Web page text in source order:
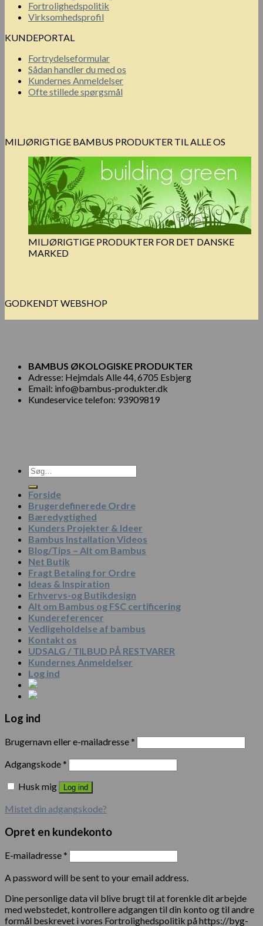
Fortrolighedspolitik
Virksomhedsprofil
KUNDEPORTAL
Fortrydelseformular
Sådan handler du med os
Kundernes Anmeldelser
Ofte stillede spørgsmål
MILJØRIGTIGE BAMBUS PRODUKTER TIL ALLE OS
MILJØRIGTIGE PRODUKTER FOR DET DANSKE
MARKED
GODKENDT WEBSHOP
BAMBUS ØKOLOGISKE PRODUKTER
Adresse: Hejmdals Alle 44, 6705 Esbjerg
Email: info@bambus-produkter.dk
Kundeservice telefon: 93909819
Søg
efter:
Forside
Brugerdefinerede Ordre
Bæredygtighed
Kunders Projekter & Ideer
Bambus Installation Videos
Blog/Tips – Alt om Bambus
Net Butik
Fragt Betaling for Ordre
Ideas & Inspiration
Erhvervs-og Butikdesign
Alt om Bambus og FSC certificering
Kundereferencer
Vedligeholdelse af bambus
Kontakt os
UDSALG / TILBUD PÅ RESTVARER
Kundernes Anmeldelser
Log ind
Log ind
Brugernavn eller e-mailadresse*
Adgangskode*
Husk mig
Log ind
Mistet din adgangskode?
Opret en kundekonto
E-mailadresse*
A password will be sent to your email address.
Dine personlige data vil blive brugt til at forenkle dit arbejde
med webstedet, kontrollere adgangen til din konto og til andre
formål beskrevet i vores Fortrolighedspolitik på https://byg-